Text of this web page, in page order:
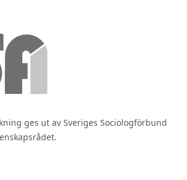
ges ut av Sveriges Sociologförbund